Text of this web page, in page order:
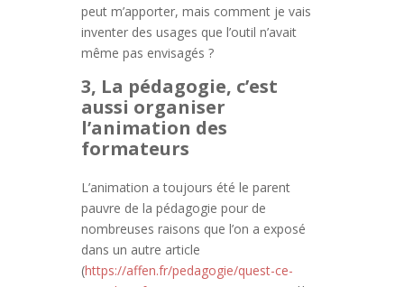
peut m’apporter, mais comment je vais
inventer des usages que l’outil n’avait
même pas envisagés ?
3, La pédagogie, c’est
aussi organiser
l’animation des
formateurs
L’animation a toujours été le parent
pauvre de la pédagogie pour de
nombreuses raisons que l’on a exposé
dans un autre article
(https://affen.fr/pedagogie/quest-ce-